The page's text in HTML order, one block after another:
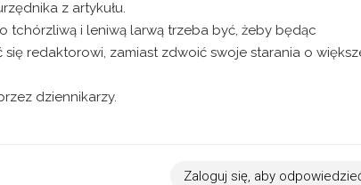
z artykułu.
tchórzliwą i leniwą larwą trzeba być, żeby będąc
redaktorowi, zamiast zdwoić swoje starania o
dziennikarzy.
Zaloguj się, aby